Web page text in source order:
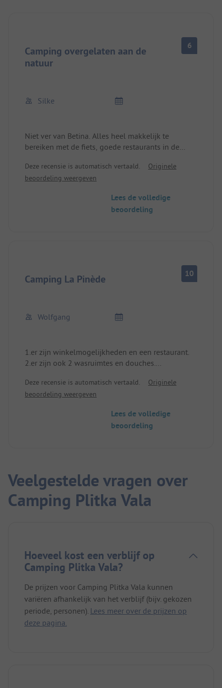
Camping overgelaten aan de
natuur
6
Silke
Niet ver van Betina. Alles heel makkelijk te
bereiken met de fiets, goede restaurants in de
Het washok wordt één keer per dag
schoongemaakt. 21 € voor de staanplaats, 5 €
slagbomen 's avonds niet gesloten. De lokale
bevolking gebruikt de camping daarom als
Deze recensie is automatisch vertaald.
Originele
beoordeling weergeven
Lees de volledige
beoordeling
Camping La Pinède 10
Wolfgang
1.er zijn winkelmogelijkheden en een restaurant.
2.er zijn ook 2 wasruimtes en douches.
4. 20 minuten naar het dorp Betina, 10 minuten
naar Murter.
boothaven, maar alleen voor boten tot 7 meter.
Deze recensie is automatisch vertaald.
Originele
beoordeling weergeven
Lees de volledige
beoordeling
Veelgestelde vragen over
Camping Plitka Vala
Hoeveel kost een verblijf op
Camping Plitka Vala?
De prijzen voor Camping Plitka Vala kunnen
variëren afhankelijk van het verblijf (bijv. gekozen
periode, personen). Lees meer over de prijzen op
deze pagina.